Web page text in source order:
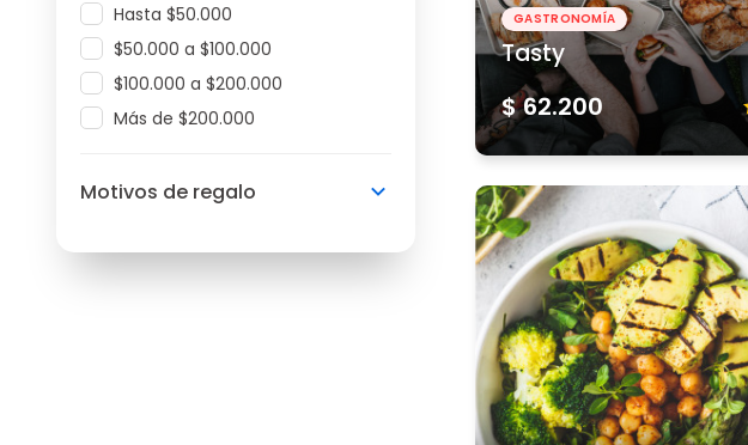
Hasta $50.000
$50.000 a $100.000
$100.000 a $200.000
Más de $200.000
Motivos de regalo
GASTRONOMÍA
Tasty
$ 62.200